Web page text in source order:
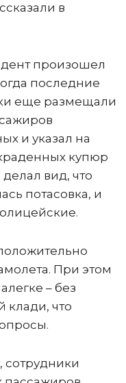
в
произошел
последние
еще размещали
и указал на
купюр
вид, что
потасовка, и
При этом
– без
клади, что
сотрудники